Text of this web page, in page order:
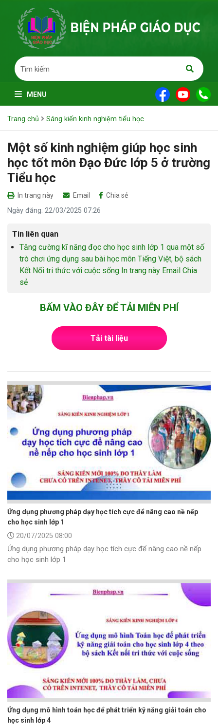
MENU
Trang chủ Sáng kiến kinh nghiệm tiểu học
Một số kinh nghiệm giúp học sinh
học tốt môn Đạo Đức lớp 5 ở trường
Tiểu học
In trang này Email Chia sẻ
Ngày đăng: 22/03/2025 07:26
Tin liên quan
Tăng cường kĩ năng đọc cho học sinh lớp 1 qua một số
trò chơi ứng dụng sau bài học môn Tiếng Việt, bộ sách
Kết Nối tri thức với cuộc sống In trang này Email Chia
sẻ
BẤM VÀO ĐÂY ĐỂ TẢI MIỄN PHÍ
Tải tài liệu
Ứng dụng phương pháp dạy học tích cực để nâng cao nề nếp
cho học sinh lớp 1
20/07/2025 08:00
Ứng dụng phương pháp dạy học tích cực để nâng cao nề nếp
cho học sinh lớp 1
Ứng dụng mô hình toán học để phát triển kỹ năng giải toán cho
học sinh lớp 4